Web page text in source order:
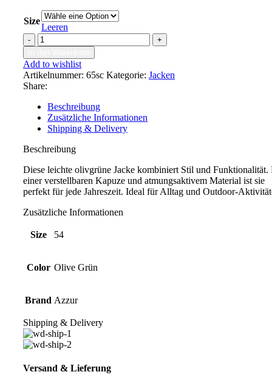
Size
Leeren
Azzur
Kaputzenblouson
Stilvolle
olivgrüne
Jacke
für
jede
Jahreszeit
Menge
Add to wishlist
Artikelnummer: 65sc Kategorie: Jacken
Share:
Beschreibung
Zusätzliche Informationen
Shipping & Delivery
Beschreibung
Diese leichte olivgrüne Jacke kombiniert Stil und Funktionalität.
einer verstellbaren Kapuze und atmungsaktivem Material ist sie
perfekt für jede Jahreszeit. Ideal für Alltag und Outdoor-
Zusätzliche Informationen
Size 54
Color Olive Grün
Brand Azzur
Shipping & Delivery
Versand & Lieferung